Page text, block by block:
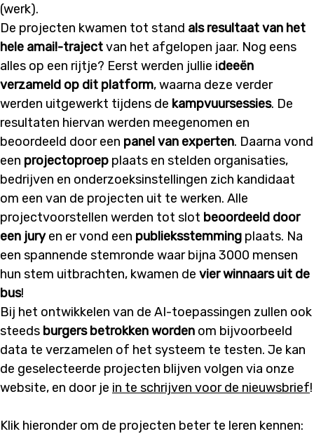
(werk).
De projecten kwamen tot stand als resultaat van het
hele amai!-trajectvan het afgelopen jaar. Nog eens
alles op een rijtje? Eerst werden jullie ideeën
verzameld op dit platform, waarna deze verder
werden uitgewerkt tijdens de kampvuursessies. De
resultaten hiervan werden meegenomen en
beoordeeld door een panel van experten. Daarna vond
een projectoproep plaats en stelden organisaties,
bedrijven en onderzoeksinstellingen zich kandidaat
om een van de projecten uit te werken. Alle
projectvoorstellen werden tot slot beoordeeld door
een jury en er vond een publieksstemming plaats. Na
een spannende stemronde waar bijna 3000 mensen
hun stem uitbrachten, kwamen de vier winnaars uit de
bus!
Bij het ontwikkelen van de AI-toepassingen zullen ook
steeds burgers betrokken worden om bijvoorbeeld
data te verzamelen of het systeem te testen. Je kan
de geselecteerde projecten blijven volgen via onze
website, en door je in te schrijven voor de nieuwsbrief!
Klik hieronder om de projecten beter te leren kennen: